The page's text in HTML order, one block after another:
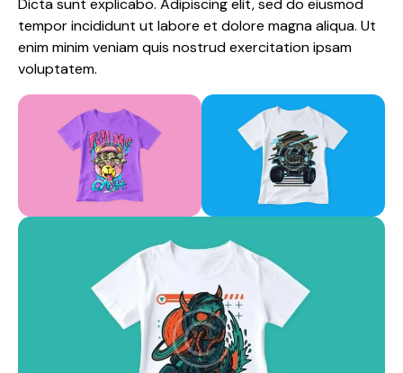
Dicta sunt explicabo. Adipiscing elit, sed do eiusmod
tempor incididunt ut labore et dolore magna aliqua. Ut
enim minim veniam quis nostrud exercitation ipsam
voluptatem.